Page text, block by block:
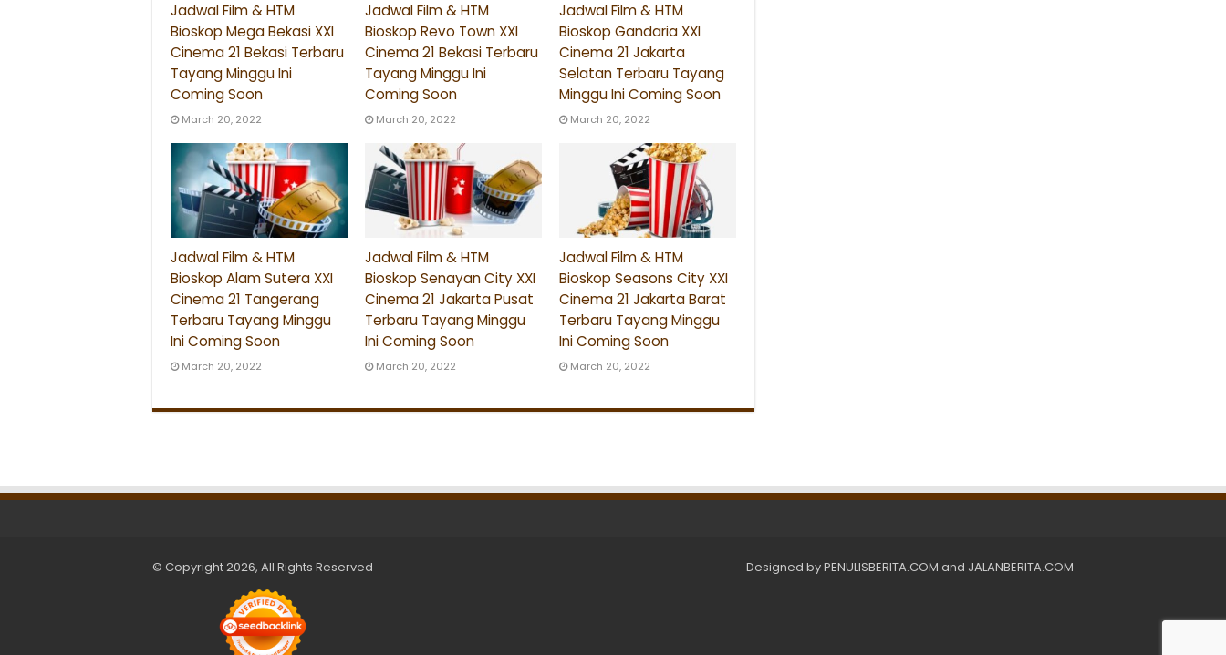
Jadwal Film & HTM
Bioskop Mega Bekasi XXI
Cinema 21 Bekasi Terbaru
Tayang Minggu Ini
Coming Soon
March 20, 2022
Jadwal Film & HTM
Bioskop Revo Town XXI
Cinema 21 Bekasi Terbaru
Tayang Minggu Ini
Coming Soon
March 20, 2022
Jadwal Film & HTM
Bioskop Gandaria XXI
Cinema 21 Jakarta
Selatan Terbaru Tayang
Minggu Ini Coming Soon
March 20, 2022
Jadwal Film & HTM
Bioskop Alam Sutera XXI
Cinema 21 Tangerang
Terbaru Tayang Minggu
Ini Coming Soon
March 20, 2022
Jadwal Film & HTM
Bioskop Senayan City XXI
Cinema 21 Jakarta Pusat
Terbaru Tayang Minggu
Ini Coming Soon
March 20, 2022
Jadwal Film & HTM
Bioskop Seasons City XXI
Cinema 21 Jakarta Barat
Terbaru Tayang Minggu
Ini Coming Soon
March 20, 2022
Designed byPENULISBERITA.COM and JALANBERITA.COM
© Copyright 2026, All Rights Reserved